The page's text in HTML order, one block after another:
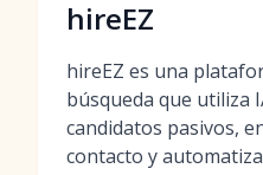
hireEZ
hireEZ es una
búsqueda que utiliza
candidatos pasivos,
contacto y